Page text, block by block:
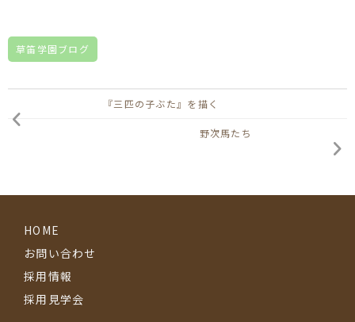
草笛学園ブログ
『三匹の子ぶた』を描く
野次馬たち
HOME
お問い合わせ
採用情報
採用見学会